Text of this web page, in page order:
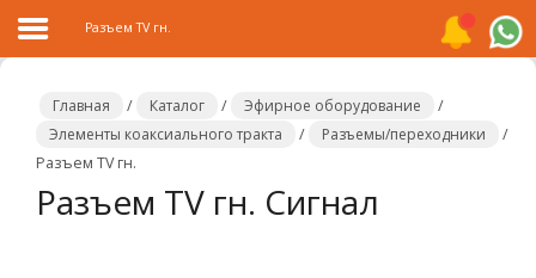
Главная
Каталог
Разъем TV гн.
Главная / Каталог / Эфирное оборудование
/
Элементы коаксиального тракта
/ Разъемы/переходники
/
Разъем TV гн.
Разъем TV гн. Сигнал